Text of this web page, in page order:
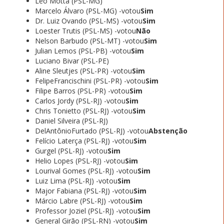
Marcelo Álvaro (PSL-MG) -votouSim
Dr. Luiz Ovando (PSL-MS) -votouSim
Loester Trutis (PSL-MS) -votouNão
Nelson Barbudo (PSL-MT) -votouSim
Julian Lemos (PSL-PB) -votouSim
Luciano Bivar (PSL-PE)
Aline Sleutjes (PSL-PR) -votouSim
FelipeFrancischini (PSL-PR) -votouSim
Filipe Barros (PSL-PR) -votouSim
Carlos Jordy (PSL-RJ) -votouSim
Chris Tonietto (PSL-RJ) -votouSim
Daniel Silveira (PSL-RJ)
DelAntônioFurtado (PSL-RJ) -votouAbstenção
Felício Laterça (PSL-RJ) -votouSim
Gurgel (PSL-RJ) -votouSim
Helio Lopes (PSL-RJ) -votouSim
Lourival Gomes (PSL-RJ) -votouSim
Luiz Lima (PSL-RJ) -votouSim
Major Fabiana (PSL-RJ) -votouSim
Márcio Labre (PSL-RJ) -votouSim
Professor Joziel (PSL-RJ) -votouSim
General Girão (PSL-RN) -votouSim